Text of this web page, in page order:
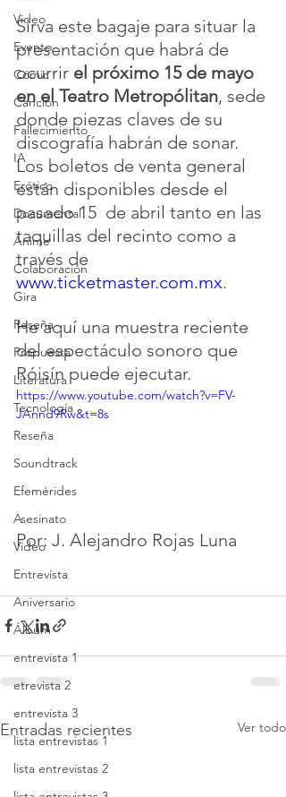
Video
Evento
Cómic
Canción
Fallecimiento
IA
Erótico
Documental
Anime
Colaboración
Gira
Reseña
Propuesta
Literatura
Tecnología
Reseña
Soundtrack
Efemérides
Asesinato
Video
Entrevista
Aniversario
Álbum
entrevista 1
etrevista 2
entrevista 3
lista entrevistas 1
lista entrevistas 2
Sirva este bagaje para situar la
presentación que habrá de
ocurrir el próximo 15 de mayo
en el Teatro Metropólitan, sede
donde piezas claves de su
discografía habrán de sonar.
Los boletos de venta general
están disponibles desde el
pasado 15  de abril tanto en las
taquillas del recinto como a
través de
www.ticketmaster.com.mx.
He aquí una muestra reciente
del espectáculo sonoro que
Róisín puede ejecutar.
https://www.youtube.com/watch?v=FV-
JAnnd9Rw&t=8s
Por: J. Alejandro Rojas Luna
Entradas recientes Ver todo